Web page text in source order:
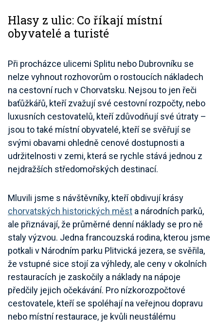
Hlasy z ulic: Co říkají místní
obyvatelé a turisté
Při procházce ulicemi Splitu nebo Dubrovníku se
nelze vyhnout rozhovorům o rostoucích nákladech
na cestovní ruch v Chorvatsku. Nejsou to jen řeči
baťůžkářů, kteří zvažují své cestovní rozpočty, nebo
luxusních cestovatelů, kteří zdůvodňují své útraty –
jsou to také místní obyvatelé, kteří se svěřují se
svými obavami ohledně cenové dostupnosti a
udržitelnosti v zemi, která se rychle stává jednou z
nejdražších středomořských destinací.
Mluvili jsme s návštěvníky, kteří obdivují krásy
chorvatských historických měst a národních parků,
ale přiznávají, že průměrné denní náklady se pro ně
staly výzvou. Jedna francouzská rodina, kterou jsme
potkali v Národním parku Plitvická jezera, se svěřila,
že vstupné sice stojí za výhledy, ale ceny v okolních
restauracích je zaskočily a náklady na nápoje
předčily jejich očekávání. Pro nízkorozpočtové
cestovatele, kteří se spoléhají na veřejnou dopravu
nebo místní restaurace, je kvůli neustálému